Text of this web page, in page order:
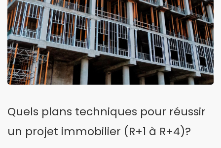
Quels plans techniques pour réussir
un projet immobilier (R+1 à R+4)?